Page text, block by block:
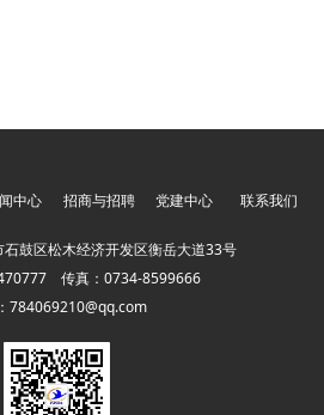
中心 招商与招聘 党建中心 联系我们
鼓区松木经济开发区衡岳大道33号
传真：0734-8599666
784069210@qq.com